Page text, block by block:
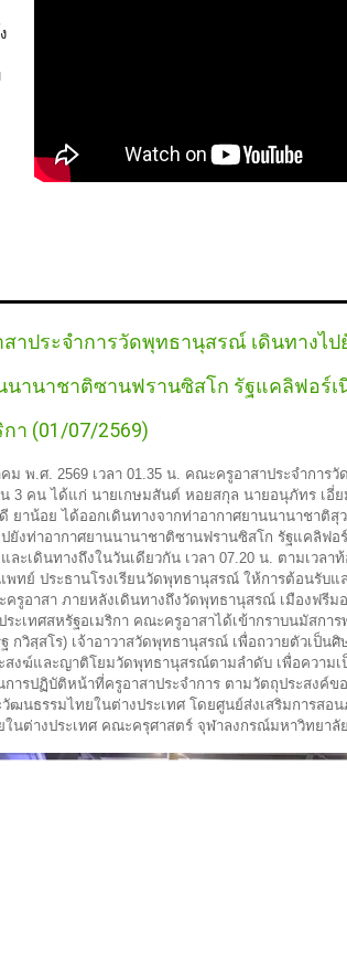
าประจำการวัดพุทธานุสรณ์ เดินทางไป
นานาชาติซานฟรานซิสโก รัฐแคลิฟอร์เ
า (01/07/2569)
ม พ.ศ. 2569 เวลา 01.35 น. คณะครูอาสาประจำการ
3 คน ได้แก่ นายเกษมสันต์ หอยสกุล นายอนุภัทร เอี่
ยาน้อย ได้ออกเดินทางจากท่าอากาศยานนานาชาติสุ
ยังท่าอากาศยานนานาชาติซานฟรานซิสโก รัฐแคลิฟอ
และเดินทางถึงในวันเดียวกัน เวลา 07.20 น. ตามเวล
ทย์ ประธานโรงเรียนวัดพุทธานุสรณ์ ให้การต้อนรับแ
รูอาสา ภายหลังเดินทางถึงวัดพุทธานุสรณ์ เมืองฟรีม
ระเทศสหรัฐอเมริกา คณะครูอาสาได้เข้ากราบนมัสการ
ฐ กวิสฺสโร) เจ้าอาวาสวัดพุทธานุสรณ์ เพื่อถวายตัวเป็น
สงฆ์และญาติโยมวัดพุทธานุสรณ์ตามลำดับ เพื่อความเ
การปฏิบัติหน้าที่ครูอาสาประจำการ ตามวัตถุประสงค์ข
ฒนธรรมไทยในต่างประเทศ โดยศูนย์ส่งเสริมการสอ
นต่างประเทศ คณะครุศาสตร์ จุฬาลงกรณ์มหาวิทยาลั